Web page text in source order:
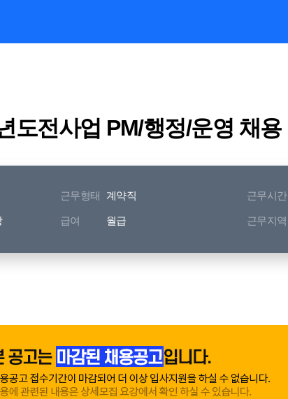
도전사업 PM/행정/운영 채용
근무형태 계약직 근무시간
급여 월급 근무지역